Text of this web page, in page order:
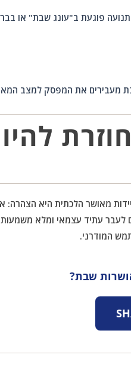
תנועה פוגעת ב"עונג שבת" או
מעבירים את המפסק למצב
מאושר הלכתית היא הצהרה:
לעבר עתיד עצמאי ומלא
המודרני.
שבת?